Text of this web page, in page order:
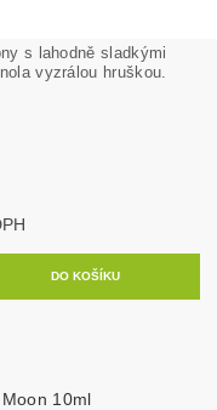
s lahodně sladkými
vyzrálou hruškou.
DPH
10ml